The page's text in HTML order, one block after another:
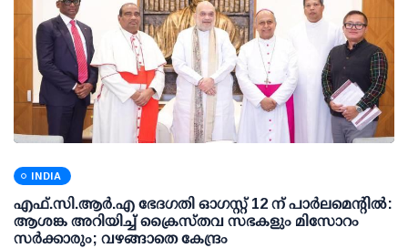
INDIA
എഫ്.സി.ആര്‍.എ ഭേദഗതി ഓഗസ്റ്റ് 12 ന് പാര്‍ലമെന്റില്‍:
ആശങ്ക അറിയിച്ച് ക്രൈസ്തവ സഭകളും മിസോറം
സര്‍ക്കാരും; വഴങ്ങാതെ കേന്ദ്രം